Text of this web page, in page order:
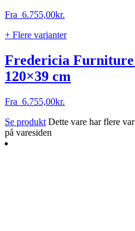
Fra 6.755,00kr.
+ Flere varianter
Fredericia
120×39 cm
Fra 6.755,00kr.
Se produkt Dette vare har flere
på varesiden